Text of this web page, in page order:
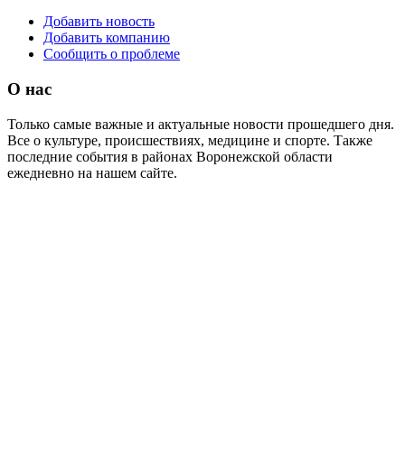
Добавить новость
Добавить компанию
Сообщить о проблеме
О нас
Только самые важные и актуальные новости прошедшего дня.
Все о культуре, происшествиях, медицине и спорте. Также
последние события в районах Воронежской области
ежедневно на нашем сайте.